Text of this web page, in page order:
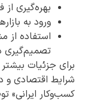
بهره‌گیری
ورود به
استفاده
برای جزئیات
شرایط اقتصادی و
کسب‌وکار ایرانی»